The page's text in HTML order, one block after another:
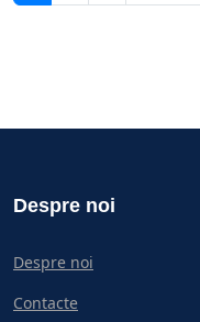
Despre noi
Despre noi
Contacte